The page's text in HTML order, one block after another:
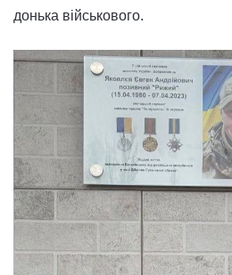
донька військового.